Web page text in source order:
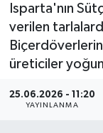
Isparta'nın
verilen
üreticiler
25.06.2026 - 11:20
YAYINLANMA
BİLİM VE
EĞİTİM
GENEL
Tüm
Son
Haber Arşivi